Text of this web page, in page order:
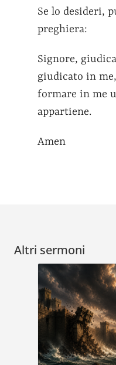
Se lo desideri,
preghiera:
Signore,
giudicato in
formare in me
appartiene.
Amen
Altri sermoni